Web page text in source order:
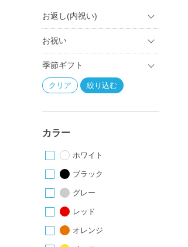
お返し(内祝い)
お祝い
季節ギフト
カラー
ホワイト
ブラック
グレー
レッド
オレンジ